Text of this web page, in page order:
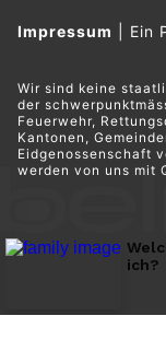
Impressum Ein
Wir sind keine
der
Feuerwehr,
Kantonen,
Eidgenossenschaft
werden von uns mit